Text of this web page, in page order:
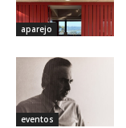
aparejo
eventos